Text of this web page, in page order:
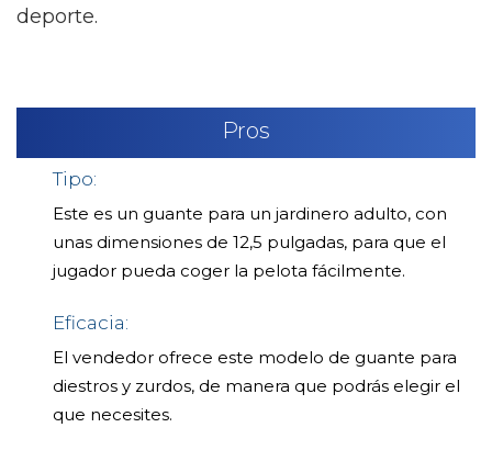
deporte.
Pros
Tipo:
Este es un guante para un jardinero adulto, con
unas dimensiones de 12,5 pulgadas, para que el
jugador pueda coger la pelota fácilmente.
Eficacia:
El vendedor ofrece este modelo de guante para
diestros y zurdos, de manera que podrás elegir el
que necesites.